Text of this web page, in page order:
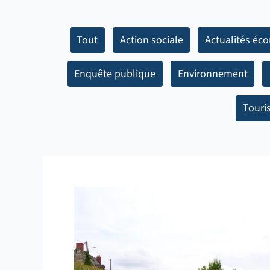
Tout Action sociale Actualités
Enquête publique Environnement